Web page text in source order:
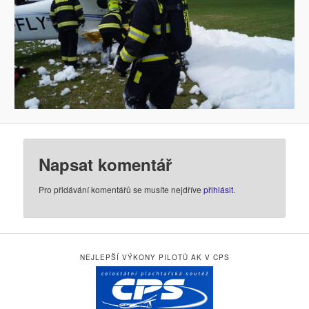
Napsat komentář
Pro přidávání komentářů se musíte nejdřívepřihlásit.
NEJLEPŠÍ VÝKONY PILOTŮ AK V CPS